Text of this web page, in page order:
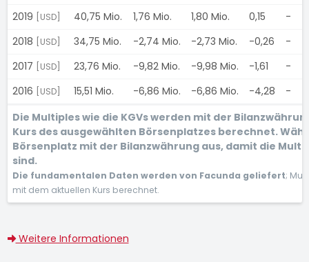
2019
[USD] 40,75 Mio. 1,76 Mio. 1,80 Mio. 0,15
-
2018
[USD] 34,75 Mio. -2,74 Mio. -2,73 Mio. -0,26
-
2017
[USD] 23,76 Mio. -9,82 Mio. -9,98 Mio. -1,61
-
2016
[USD] 15,51 Mio. -6,86 Mio. -6,86 Mio. -4,28
-
Die Multiples wie die KGVs werden mit der
Kurs des ausgewählten Börsenplatzes berechnet.
Börsenplatz mit der Bilanzwährung aus, damit die
sind.
Die fundamentalen Daten werden von Facunda geliefert;
mit dem aktuellen Kurs berechnet.
Weitere Informationen